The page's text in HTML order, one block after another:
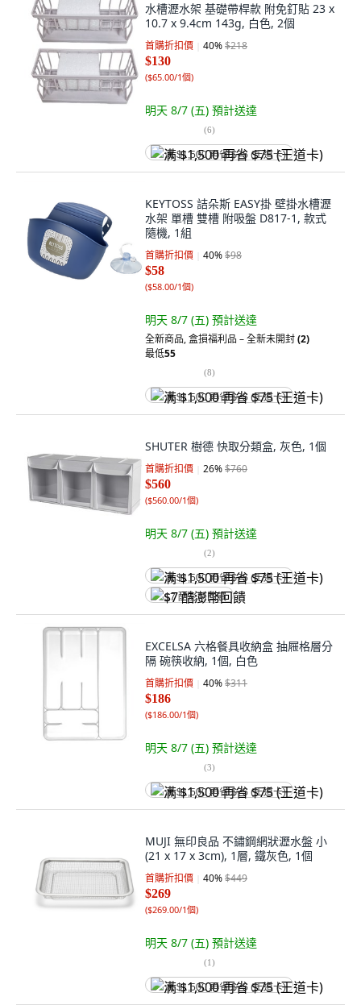
水槽瀝水架 基礎帶桿款 附免釘貼 23 x
10.7 x 9.4cm 143g, 白色, 2個
首購折扣價 40%$218
$130
($65.00/1個)
明天 8/7 (五) 預計送達
(6)
满 $1,500 再省 $75 (王道卡)
KEYTOSS 詰朵斯 EASY掛 壁掛水槽瀝
水架 單槽 雙槽 附吸盤 D817-1, 款式
隨機, 1組
首購折扣價 40%$98
$58
($58.00/1個)
明天 8/7 (五) 預計送達
全新商品,盒損福利品 – 全新未開封(2)
最低55
(8)
满 $1,500 再省 $75 (王道卡)
SHUTER 樹德 快取分類盒, 灰色, 1個
首購折扣價 26%$760
$560
($560.00/1個)
明天 8/7 (五) 預計送達
(2)
满 $1,500 再省 $75 (王道卡)
$7 酷澎幣回饋
EXCELSA 六格餐具收納盒 抽屜格層分
隔 碗筷收納, 1個, 白色
首購折扣價 40%$311
$186
($186.00/1個)
明天 8/7 (五) 預計送達
(3)
满 $1,500 再省 $75 (王道卡)
MUJI 無印良品 不鏽鋼網狀瀝水盤 小
(21 x 17 x 3cm), 1層, 鐵灰色, 1個
首購折扣價 40%$449
$269
($269.00/1個)
明天 8/7 (五) 預計送達
(1)
满 $1,500 再省 $75 (王道卡)